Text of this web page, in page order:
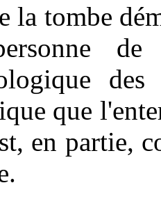
la tombe
de
que
en partie,